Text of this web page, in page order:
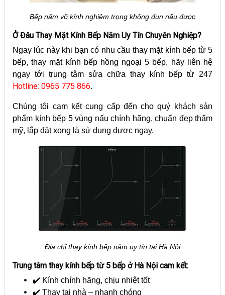
Bếp năm vỡ kính nghiêm trọng không đun nấu được
Ở Đâu Thay Mặt Kính Bếp Năm Uy Tín Chuyên Nghiệp?
Ngay lúc này khi bạn có nhu cầu thay mặt kính bếp từ 5
bếp, thay mặt kính bếp hồng ngoại 5 bếp, hãy liên hệ
ngay tới trung tâm sửa chữa thay kính bếp từ 247
Hotline: 0965 775 866.
Chúng tôi cam kết cung cấp đến cho quý khách sản
phẩm kính bếp 5 vùng nấu chính hãng, chuẩn đẹp thẩm
mỹ, lắp đặt xong là sử dụng được ngay.
Địa chỉ thay kính bếp năm uy tín tại Hà Nội
Trung tâm thay kính bếp từ 5 bếp ở Hà Nội cam kết:
✔️ Kính chính hãng, chịu nhiệt tốt
✔️ Thay tại nhà – nhanh chóng